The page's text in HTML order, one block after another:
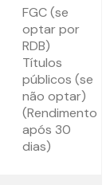
FGC (se
optar por
RDB)
Títulos
públicos (se
não optar)
(Rendimento
após 30
dias)